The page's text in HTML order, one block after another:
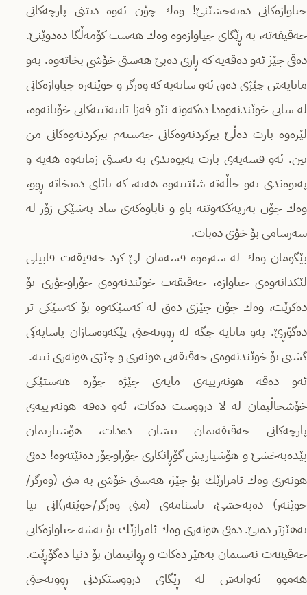
جیاوازەكانی دەنەخشێنێ‌! وەك چۆن ئەوە دیتنی پارچەكانی
حەقیقەتە، بە ڕێگای جیاوازەوە وەك هەست كۆمەڵگا دەدوێنێ‌.
دەقی چێژ ئەو دەقەیە كە ڕازی دەبێ‌ هەستی خۆشی بخاتەوە. بەو
مانایەش چێژی دەق ئەو ساتەیە كە وەرگر و خوێنەرە جیاوازەكانی
لە ساتی خوێندنەوەدا دەكەونە نێو فەزا تایبەتییەكانی خۆیانەوە،
لێرەوە بارت دەڵێ‌ بیركردنەوەكانی جەستەم بیركردنەوەكانی من
نین. ئەو قسەیەی بارت پەیوەندی بە نەستی زمانەوە هەیە و
پەیوەندی بەو حاڵەتە شێتییەوە هەیە، كە باتای دەیخاتە ڕوو،
وەك چۆن بەریەككەوتنە باو و ناباوەكەی ساد بەشێكی زۆر لە
سەرسامی بۆ خۆی دەبات.
بێگومان وەك لە سەرەوە قسەمان لێ كرد حەقیقەت قابیلی
لێكدانەوەی جیاوازە، حەقیقەت خوێندنەوەی جۆراوجۆری بۆ
دەكرێت، وەك چۆن چێژی دەق لە كەسێكەوە بۆ كەسێكی تر
دەگۆڕێ‌. بەو مانایە جگە لە ڕووتەختی پێكەوەسازان یاسایەكی
گشتی بۆ خوێندنەوەی حەقیقەتی هونەری و چێژی هونەری نییە.
ئەو دەقە هونەرییەی مایەی چێژە جۆرە هەستێكی
خۆشحاڵیمان لە لا درووست دەكات، ئەو دەقە هونەرییەی
پارچەكانی حەقیقەتمان نیشان دەدات، هۆشیاریمان
پێدەبەخشێ‌ و هۆشیاریش گۆڕانكاری جۆراوجۆر دەنێتەوە! دەقی
هونەری وەك ئامرازێك بۆ چێژ، هەستی خۆشی بە منی (وەرگر/
خوێنەر) دەبەخشێ، ناسنامەی (منی وەرگر/خوێنەر)انی تیا
بەهێزتر دەبێ. دەقی هونەری وەك ئامرازێك بۆ بەشە جیاوازەكانی
حەقیقەت نەستمان بەهێز دەكات و ڕوانینمان بۆ دنیا دەگۆڕێت.
هەموو ئەوانەش لە ڕێگای درووستكردنی ڕووتەختی